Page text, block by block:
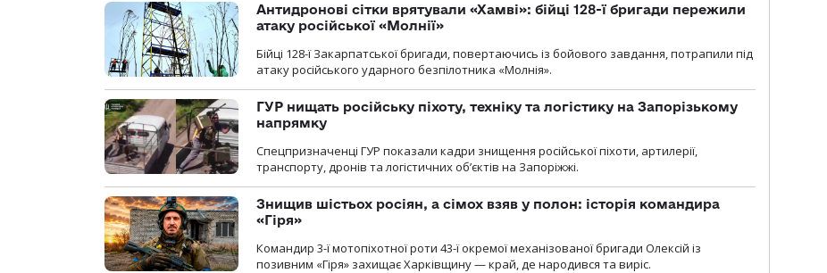
Антидронові сітки врятували «Хамві»: бійці 128-ї бригади пережили
атаку російської «Молнії»
Бійці 128-ї Закарпатської бригади, повертаючись із бойового завдання, потрапили під
атаку російського ударного безпілотника «Молнія».
ГУР нищать російську піхоту, техніку та логістику на Запорізькому
напрямку
Спецпризначенці ГУР показали кадри знищення російської піхоти, артилерії,
транспорту, дронів та логістичних об’єктів на Запоріжжі.
Знищив шістьох росіян, а сімох взяв у полон: історія командира
«Гіря»
Командир 3-ї мотопіхотної роти 43-ї окремої механізованої бригади Олексій із
позивним «Гіря» захищає Харківщину — край, де народився та виріс.